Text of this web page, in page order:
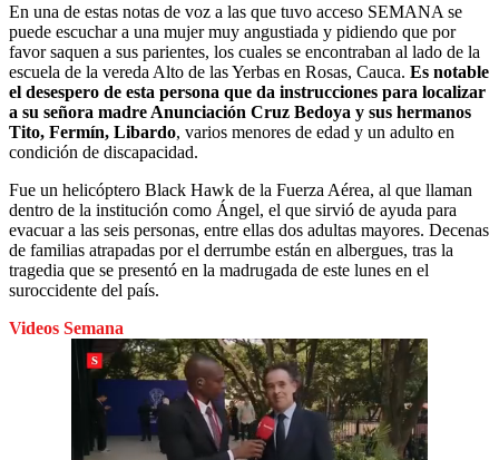
En una de estas notas de voz a las que tuvo acceso SEMANA se
puede escuchar a una mujer muy angustiada y pidiendo que por
favor saquen a sus parientes, los cuales se encontraban al lado de la
escuela de la vereda Alto de las Yerbas en Rosas, Cauca. Es notable
el desespero de esta persona que da instrucciones para localizar
a su señora madre Anunciación Cruz Bedoya y sus hermanos
Tito, Fermín, Libardo, varios menores de edad y un adulto en
condición de discapacidad.
Fue un helicóptero Black Hawk de la Fuerza Aérea, al que llaman
dentro de la institución como Ángel, el que sirvió de ayuda para
evacuar a las seis personas, entre ellas dos adultas mayores. Decenas
de familias atrapadas por el derrumbe están en albergues, tras la
tragedia que se presentó en la madrugada de este lunes en el
suroccidente del país.
Videos Semana